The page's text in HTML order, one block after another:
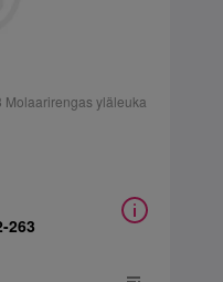
yläleuka
263